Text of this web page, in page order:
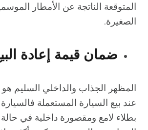
المتوقعة الناتجة عن الأمطار
الصغيرة.
​ضمان قيمة إعادة
المظهر الجذاب والداخلي السليم هو
عند بيع السيارة المستعملة
بطلاء لامع ومقصورة داخلية في